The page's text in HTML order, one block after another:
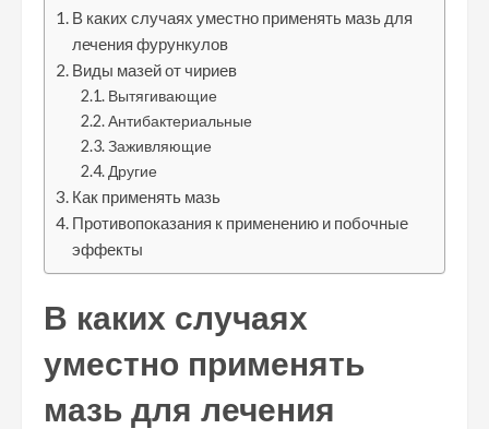
В каких случаях уместно применять мазь для
лечения фурункулов
Виды мазей от чириев
Вытягивающие
Антибактериальные
Заживляющие
Другие
Как применять мазь
Противопоказания к применению и побочные
эффекты
В каких случаях
уместно применять
мазь для лечения